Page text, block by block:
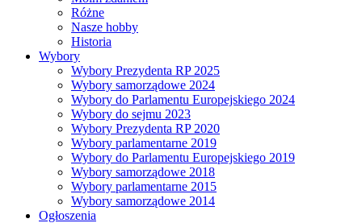
Różne
Nasze hobby
Historia
Wybory
Wybory Prezydenta RP 2025
Wybory samorządowe 2024
Wybory do Parlamentu Europejskiego 2024
Wybory do sejmu 2023
Wybory Prezydenta RP 2020
Wybory parlamentarne 2019
Wybory do Parlamentu Europejskiego 2019
Wybory samorządowe 2018
Wybory parlamentarne 2015
Wybory samorządowe 2014
Ogłoszenia